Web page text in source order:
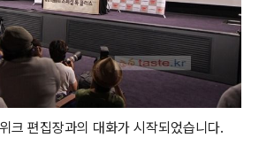
크 편집장과의 대화가 시작되었습니다.